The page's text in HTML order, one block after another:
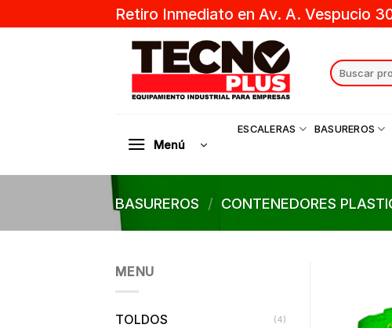
to
Retiro Inmediato en Av. A. Vespucio
Search
for:
Menú
ESCALERAS BASUREROS
BASUREROS / CONTENEDORES
MENU
TOLDOS (4)